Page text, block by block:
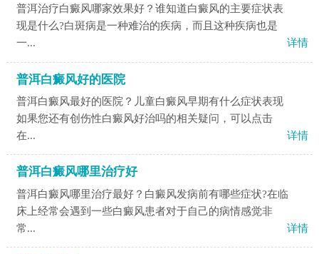
普洱治疗白癜风哪家效果好？谁知道白癜风的主要症状表
现是什么?白斑病是一种难治的疾病，而且这种疾病也是
一...
详情
普洱白癜风好的医院
普洱白癜风最好的医院？儿童白癜风早期有什么症状表现
如果您还有创伤性白癜风好治吗的相关疑问，可以点击
在...
详情
普洱白癜风哪里治疗好
普洱白癜风哪里治疗最好？白癜风发病前有哪些症状?在临
床上经常会遇到一些白癜风患者对于自己的病情感觉非
常...
详情